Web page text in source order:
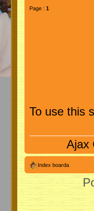
Page : 1
To use this
Ajax
Index boarda